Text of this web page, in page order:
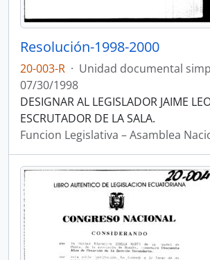
Resolución-1998-2000
20-003-R · Unidad documental
07/30/1998
DESIGNAR AL LEGISLADOR JAIME
ESCRUTADOR DE LA SALA.
Funcion Legislativa – Asamblea